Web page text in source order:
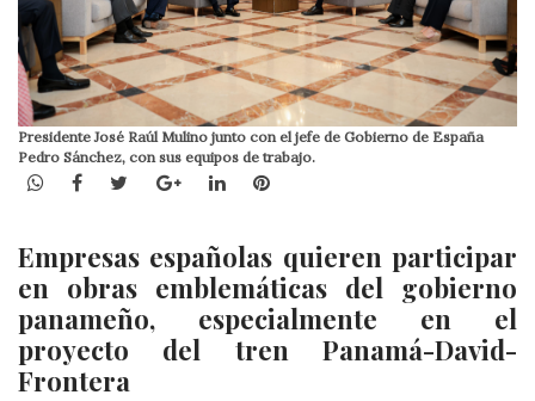
Presidente José Raúl Mulino junto con el jefe de Gobierno de España
Pedro Sánchez, con sus equipos de trabajo.
WhatsApp
Facebook
TwitterGoogle+LinkedInPinterest
Empresas españolas quieren participar
en obras emblemáticas del gobierno
panameño, especialmente en el
proyecto del tren Panamá-David-
Frontera